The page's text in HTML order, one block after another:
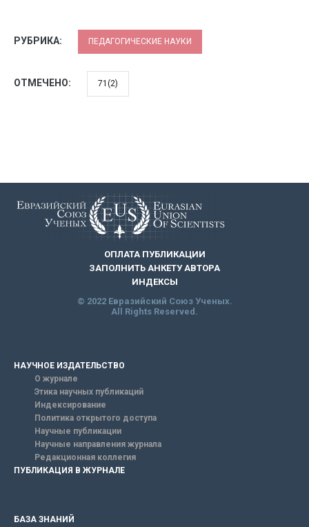
РУБРИКА: ПЕДАГОГИЧЕСКИЕ НАУКИ
ОТМЕЧЕНО: 71(2)
ОПЛАТА ПУБЛИКАЦИИ
ЗАПОЛНИТЬ АНКЕТУ АВТОРА
ИНДЕКСЫ
© 2022 Евразийский Союз Ученых.
All Rights Reserved.
НАУЧНОЕ ИЗДАТЕЛЬСТВО
О журнале
Этика научных публикаций
Индексирование
Политика открытого доступа
Научные публикации
Научные направления журнала
Редакционная коллегия
ПУБЛИКАЦИЯ В ЖУРНАЛЕ
БАЗА ЗНАНИЙ